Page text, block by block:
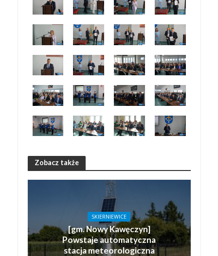
Zobacz także
SKIERNIEWICE
[gm. Nowy Kawęczyn]
Powstaje automatyczna
stacja meteorologiczna